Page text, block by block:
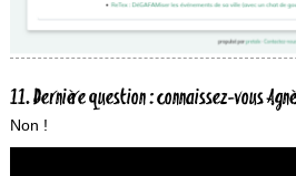
11. Dernière question : connaissez-vous
Non !